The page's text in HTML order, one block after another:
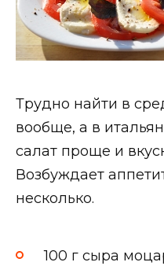
Трудно найти в
вообще, а в
салат проще и
Возбуждает
несколько.
100 г сыра